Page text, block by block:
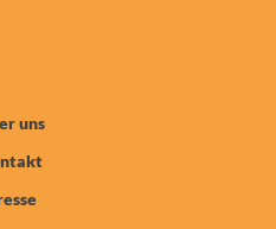
uns